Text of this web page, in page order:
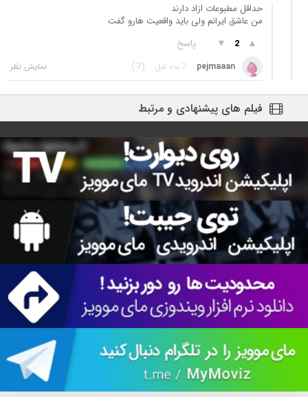
حداقل مطبوعات ازاد دارند
من عاشق ایرانم ولی بايد واقعیت هارو گفت
▲
2
▼ پاسخ
pejmaaan 2 ماه قبل (-7)
فیلم های پیشنهادی و مرتبط